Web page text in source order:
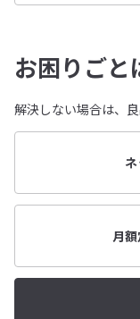
お困りごと
解決しない場合は、
月